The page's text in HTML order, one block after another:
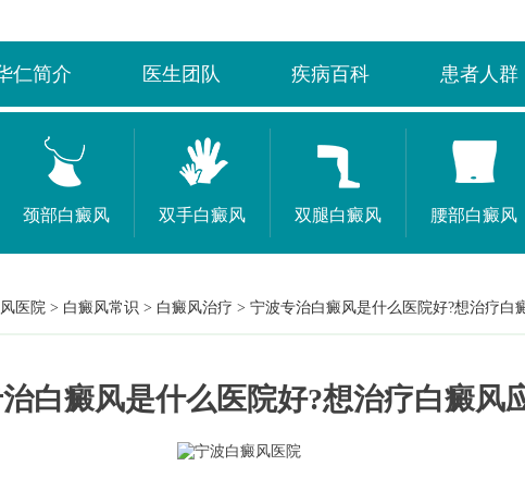
仁简介 医生团队 疾病百科 患者人群
颈部白癜风 双手白癜风 双腿白癜风 腰部白癜风
医院 > 白癜风常识 > 白癜风治疗 > 宁波专治白癜风是什么医院好?想治疗白
白癜风是什么医院好?想治疗白癜风